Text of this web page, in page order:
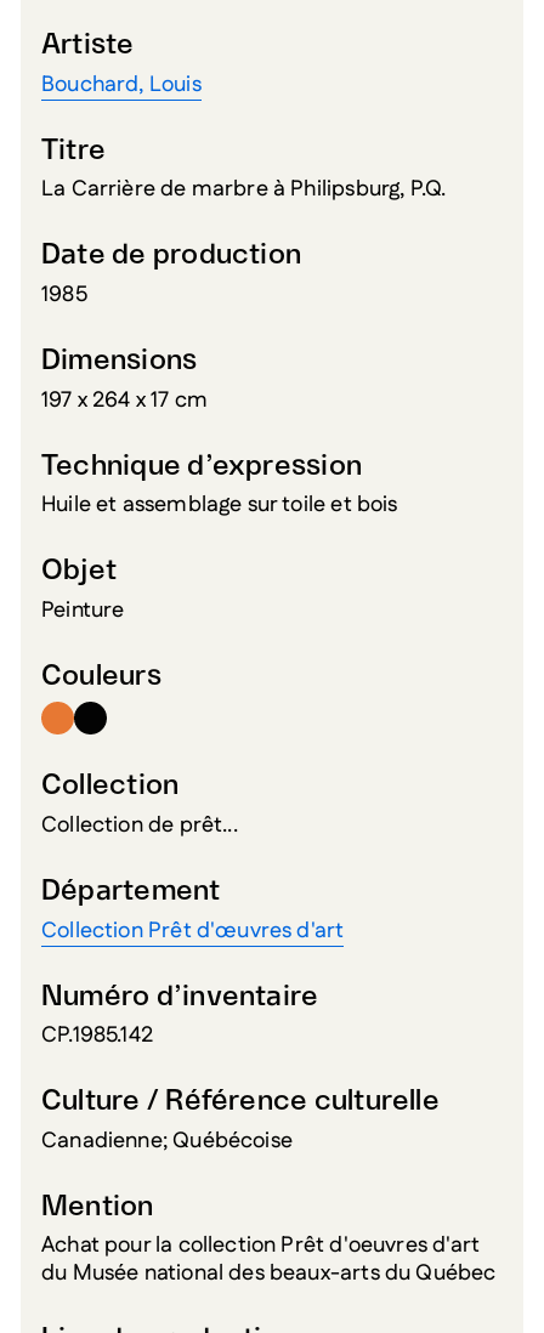
Artiste
Bouchard, Louis
Titre
La Carrière de marbre à Philipsburg, P.Q.
Date de production
1985
Dimensions
197 x 264 x 17 cm
Technique d’expression
Huile et assemblage sur toile et bois
Objet
Peinture
Couleurs
Collection
Collection de prêt...
Département
Collection Prêt d'œuvres d'art
Numéro d’inventaire
CP.1985.142
Culture / Référence culturelle
Canadienne; Québécoise
Mention
Achat pour la collection Prêt d'oeuvres d'art
du Musée national des beaux-arts du Québec